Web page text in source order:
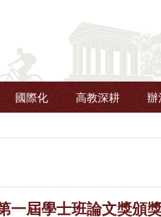
國際化 高教深耕 辦
一屆學士班論文獎頒